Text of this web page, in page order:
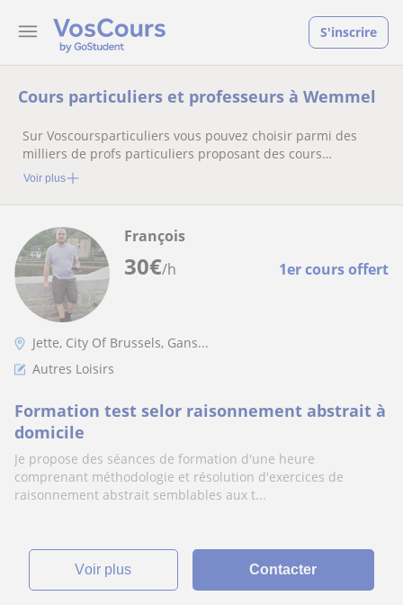
S'inscrire
Cours particuliers et professeurs à Wemmel
Sur Voscoursparticuliers vous pouvez choisir parmi des
milliers de profs particuliers proposant des cours
particuliers
Voir plus
30€/h 1er cours offert
François
Jette, City Of Brussels, Gans...
Autres Loisirs
Formation test selor raisonnement abstrait à
domicile
Je propose des séances de formation d'une heure
comprenant méthodologie et résolution d'exercices de
raisonnement abstrait semblables aux t...
voir plus Contacter